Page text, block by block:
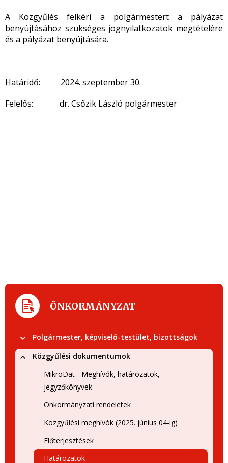
A Közgyűlés felkéri a polgármestert a pályázat
benyújtásához szükséges jognyilatkozatok megtételére
és a pályázat benyújtására.
Határidő: 2024. szeptember 30.
Felelős: dr. Csőzik László polgármester
ÖNKORMÁNYZAT
Polgármester, képviselő-testület, bizottságok
Közgyűlési dokumentumok
MikroDat - Meghívók, határozatok,
jegyzőkönyvek
Önkormányzati rendeletek
Közgyűlési meghívók (2025. június 04-ig)
Előterjesztések
Határozatok